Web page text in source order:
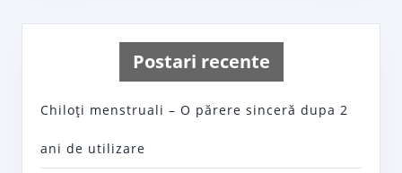
Postari recente
Chiloţi menstruali – O părere sinceră dupa 2
ani de utilizare